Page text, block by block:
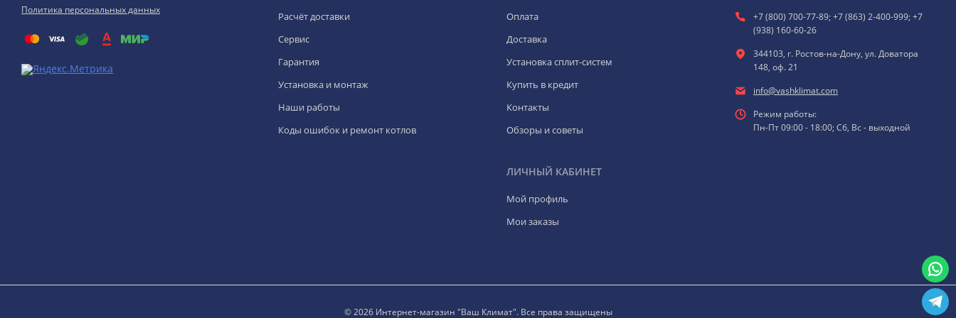
Политика персональных данных
Расчёт доставки
Сервис
Гарантия
Установка и монтаж
Наши работы
Коды ошибок и ремонт котлов
Оплата
Доставка
Установка сплит-систем
Купить в кредит
Контакты
Обзоры и советы
ЛИЧНЫЙ КАБИНЕТ
Мой профиль
Мои заказы
+7 (800) 700-77-89; +7 (863) 2-400-999; +7
(938) 160-60-26
344103, г. Ростов-на-Дону, ул. Доватора
148, оф. 21
info@vashklimat.com
Режим работы:
Пн-Пт 09:00 - 18:00; Сб, Вс - выходной
© 2026 Интернет-магазин "Ваш Климат". Все права защищены